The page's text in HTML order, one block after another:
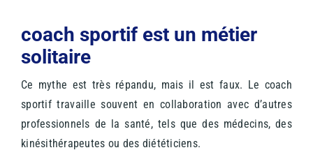
coach sportif est un métier
solitaire
Ce mythe est très répandu, mais il est faux. Le coach
sportif travaille souvent en collaboration avec d’autres
professionnels de la santé, tels que des médecins, des
kinésithérapeutes ou des diététiciens.